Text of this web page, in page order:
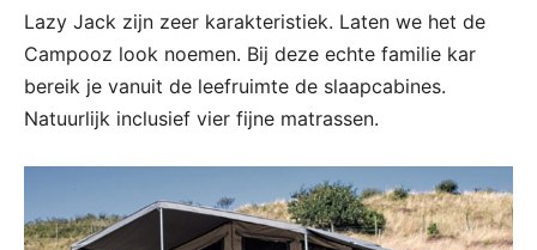
Lazy Jack zijn zeer karakteristiek. Laten we het de
Campooz look noemen. Bij deze echte familie kar
bereik je vanuit de leefruimte de slaapcabines.
Natuurlijk inclusief vier fijne matrassen.